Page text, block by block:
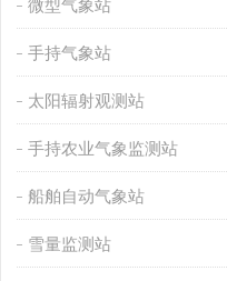
微型气象站
手持气象站
太阳辐射观测站
手持农业气象监测站
船舶自动气象站
雪量监测站